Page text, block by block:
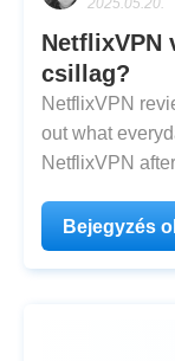
2025.05.20.
NetflixVPN
csillag?
NetflixVPN
out what
NetflixVPN
Bejegyzés